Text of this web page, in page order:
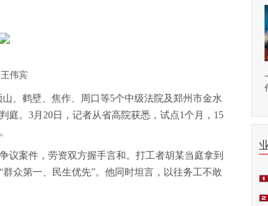
伟宾
、鹤壁、焦作、周口等5个中级法院及郑州市金水
庭。3月20日，记者从省高院获悉，试点1个月，15
议案件，劳资双方握手言和。打工者胡某当庭拿到
众第一、民生优先”。他同时坦言，以往务工不敢